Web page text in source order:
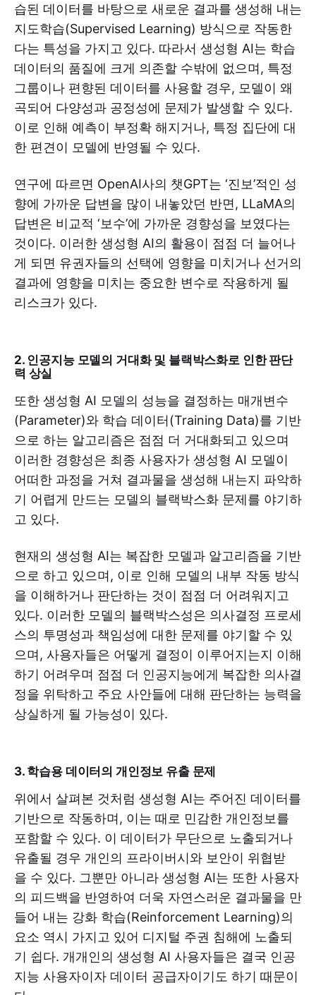
습된 데이터를 바탕으로 새로운 결과를 생성해 내는
지도학습(Supervised Learning) 방식으로 작동한
다는 특성을 가지고 있다. 따라서 생성형 AI는 학습
데이터의 품질에 크게 의존할 수밖에 없으며, 특정
그룹이나 편향된 데이터를 사용할 경우, 모델이 왜
곡되어 다양성과 공정성에 문제가 발생할 수 있다.
이로 인해 예측이 부정확 해지거나, 특정 집단에 대
한 편견이 모델에 반영될 수 있다.
연구에 따르면 OpenAI사의 챗GPT는 ‘진보’적인 성
향에 가까운 답변을 많이 내놓았던 반면, LLaMA의
답변은 비교적 ‘보수’에 가까운 경향성을 보였다는
것이다. 이러한 생성형 AI의 활용이 점점 더 늘어나
게 되면 유권자들의 선택에 영향을 미치거나 선거의
결과에 영향을 미치는 중요한 변수로 작용하게 될
리스크가 있다.
2. 인공지능 모델의 거대화 및 블랙박스화로 인한 판단
력 상실
또한 생성형 AI 모델의 성능을 결정하는 매개변수
(Parameter)와 학습 데이터(Training Data)를 기반
으로 하는 알고리즘은 점점 더 거대화되고 있으며
이러한 경향성은 최종 사용자가 생성형 AI 모델이
어떠한 과정을 거쳐 결과물을 생성해 내는지 파악하
기 어렵게 만드는 모델의 블랙박스화 문제를 야기하
고 있다.
현재의 생성형 AI는 복잡한 모델과 알고리즘을 기반
으로 하고 있으며, 이로 인해 모델의 내부 작동 방식
을 이해하거나 판단하는 것이 점점 더 어려워지고
있다. 이러한 모델의 블랙박스성은 의사결정 프로세
스의 투명성과 책임성에 대한 문제를 야기할 수 있
으며, 사용자들은 어떻게 결정이 이루어지는지 이해
하기 어려우며 점점 더 인공지능에게 복잡한 의사결
정을 위탁하고 주요 사안들에 대해 판단하는 능력을
상실하게 될 가능성이 있다.
3. 학습용 데이터의 개인정보 유출 문제
위에서 살펴본 것처럼 생성형 AI는 주어진 데이터를
기반으로 작동하며, 이는 때로 민감한 개인정보를
포함할 수 있다. 이 데이터가 무단으로 노출되거나
유출될 경우 개인의 프라이버시와 보안이 위협받
을 수 있다. 그뿐만 아니라 생성형 AI는 또한 사용자
의 피드백을 반영하여 더욱 자연스러운 결과물을 만
들어 내는 강화 학습(Reinforcement Learning)의
요소 역시 가지고 있어 디지털 주권 침해에 노출되
기 쉽다. 개개인의 생성형 AI 사용자들은 결국 인공
지능 사용자이자 데이터 공급자이기도 하기 때문이